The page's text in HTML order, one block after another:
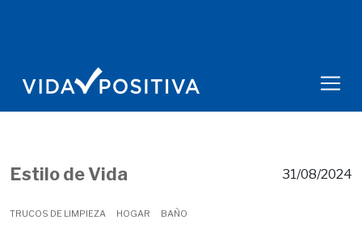
Estilo de Vida
TRUCOS DE LIMPIEZA HOGAR BAÑO
31/08/2024